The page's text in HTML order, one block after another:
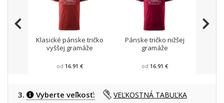
Klasické pánske tričko
vyššej gramáže
od 16.91 €
Pánske tričko nižšej
gramáže
od 16.91 €
3. Vyberte veľkosť:
VEĽKOSTNÁ TABUĽKA